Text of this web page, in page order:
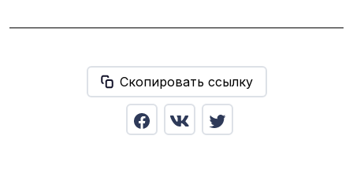
Скопировать ссылку